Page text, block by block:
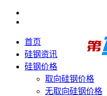
首页
硅钢资讯
硅钢价格
取向硅钢价格
无取向硅钢价格